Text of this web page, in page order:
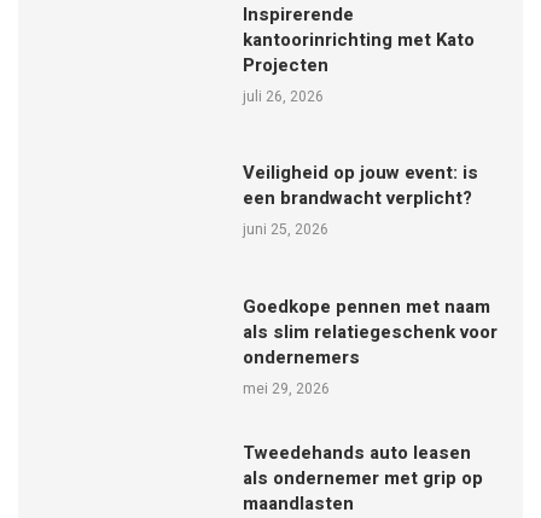
Inspirerende
kantoorinrichting met Kato
Projecten
juli 26, 2026
Veiligheid op jouw event: is
een brandwacht verplicht?
juni 25, 2026
Goedkope pennen met naam
als slim relatiegeschenk voor
ondernemers
mei 29, 2026
Tweedehands auto leasen
als ondernemer met grip op
maandlasten